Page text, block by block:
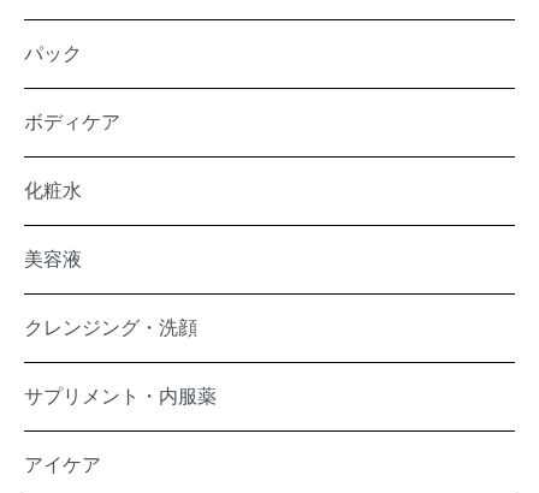
パック
ボディケア
化粧水
美容液
クレンジング・洗顔
サプリメント・内服薬
アイケア